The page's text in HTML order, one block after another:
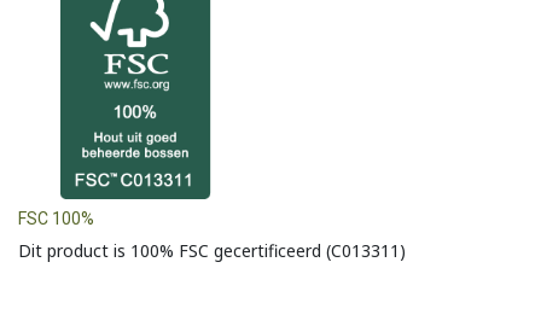
FSC 100%
Dit product is 100% FSC gecertificeerd (C013311)